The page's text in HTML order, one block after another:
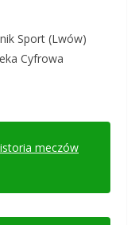
Sport (Lwów)
Cyfrowa
meczów